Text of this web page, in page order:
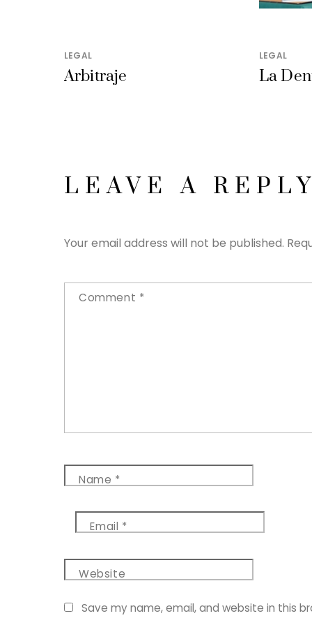
LEGAL
Arbitraje
LEGAL
La
LEAVE A
Your email address will not be published.
Comment *
Name *
Email *
Website
Save my name, email, and website in this